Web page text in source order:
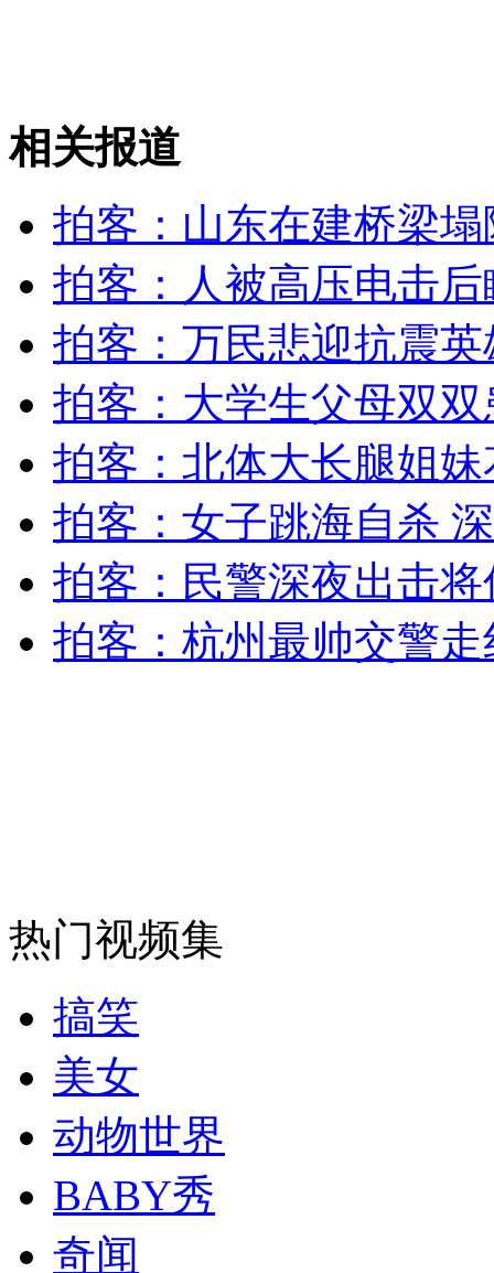
女孩北京地铁殴打老人 痛下狠手拳打脚踢
无痛分娩是否安全 医生回应
外交部：反对强权政治霸凌主义
外交部：有关国家言论片面不公正
走！跟着总书记去植树
相关报道
拍客：山东在建桥梁
拍客：人被高压电击
拍客：万民悲迎抗震英
拍客：大学生父母双
拍客：北体大长腿姐
拍客：女子跳海自杀
拍客：民警深夜出击
拍客：杭州最帅交警
热门视频集
搞笑
美女
动物世界
BABY秀
奇闻